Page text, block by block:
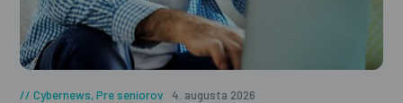
Cybernews,Pre seniorov 4. augusta 2026